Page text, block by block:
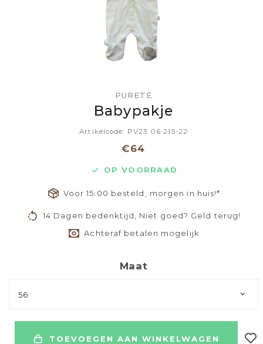
PURETÉ
Babypakje
Artikelcode: PV23 06 215-22
€64
OP VOORRAAD
Voor 15:00 besteld, morgen in huis!*
14 Dagen bedenktijd, Niet goed? Geld terug!
Achteraf betalen mogelijk
Maat
56
TOEVOEGEN AAN WINKELWAGEN